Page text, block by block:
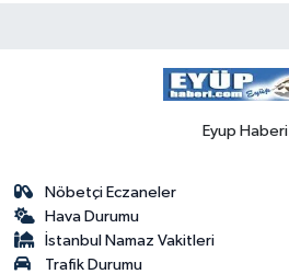
Eyup Haberi
Nöbetçi Eczaneler
Hava Durumu
İstanbul Namaz Vakitleri
Trafik Durumu